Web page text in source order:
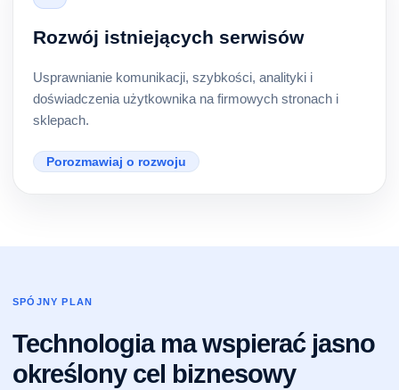
Rozwój istniejących serwisów
Usprawnianie komunikacji, szybkości, analityki i
doświadczenia użytkownika na firmowych stronach i
sklepach.
Porozmawiaj o rozwoju
SPÓJNY PLAN
Technologia ma wspierać jasno
określony cel biznesowy